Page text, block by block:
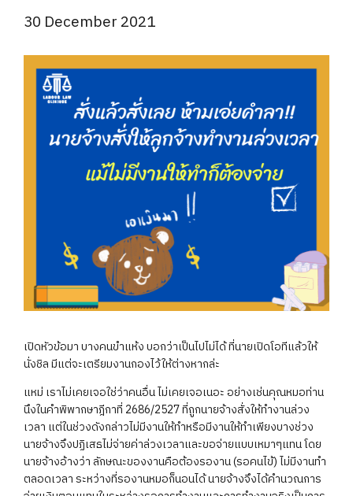
30 December 2021
เปิดหัวข้อมา บางคนขำแห้ง บอกว่าเป็นไปไม่ได้ ที่นายเปิดโอทีแล้วให้
นั่งชิล มีแต่จะเตรียมงานกองไว้ให้ต่างหากล่ะ
แหม่ เราไม่เคยเจอใช่ว่าคนอื่น ไม่เคยเจอเนอะ อย่างเช่นคุณหมอท่าน
นึงในคำพิพากษาฎีกาที่ 2686/2527 ที่ถูกนายจ้างสั่งให้ทำงานล่วง
เวลา แต่ในช่วงดังกล่าวไม่มีงานให้ทำหรือมีงานให้ทำเพียงบางช่วง
นายจ้างจึงปฏิเสธไม่จ่ายค่าล่วงเวลาและขอจ่ายแบบเหมาๆแทน โดย
นายจ้างอ้างว่า ลักษณะของงานคือต้องรองาน (รอคนไข้) ไม่มีงานทำ
ตลอดเวลา ระหว่างที่รองานหมอก็นอนได้ นายจ้างจึงได้คำนวณการ